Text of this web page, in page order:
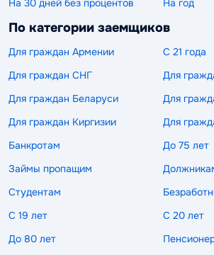
По категории заемщиков
Для граждан Армении
С 21 года
Для граждан СНГ
Для
Для граждан Беларуси
Для
Для граждан Киргизии
Для
Банкротам
До 75 лет
Займы пропащим
Студентам
С 19 лет
С 20 лет
До 80 лет